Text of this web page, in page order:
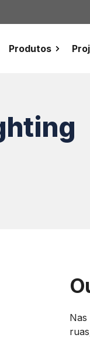
Produtos